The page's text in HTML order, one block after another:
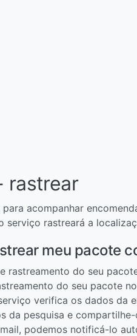
rastrear
acompanhar
serviço rastreará a
meu pacote
rastreamento do seu
do seu pacote
verifica os dados da
da pesquisa e
podemos notificá-lo